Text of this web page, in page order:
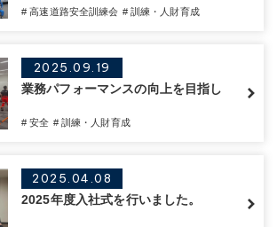
# 高速道路安全訓練会 # 訓練・人財育成
2025.09.19
業務パフォーマンスの向上を目指し
# 安全 # 訓練・人財育成
2025.04.08
2025年度入社式を行いました。